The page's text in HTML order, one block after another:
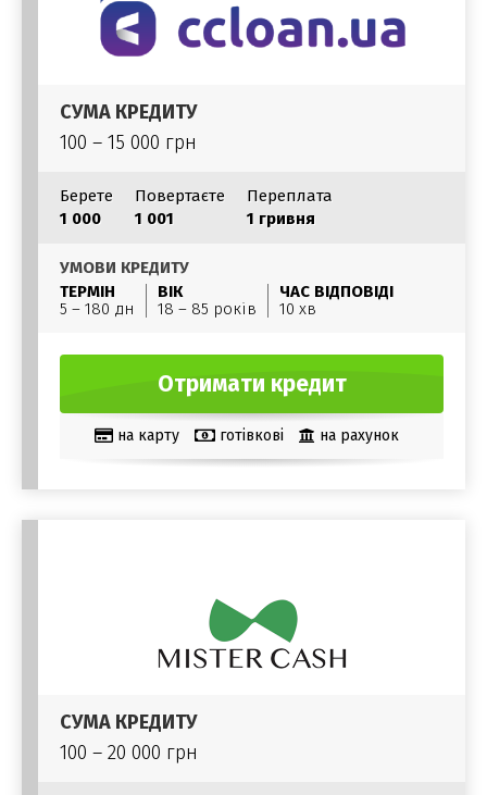
СУМА КРЕДИТУ
100 – 15 000 грн
Берете
1 000
Повертаєте
1 001
Переплата
1 гривня
УМОВИ КРЕДИТУ
ТЕРМІН
5 – 180 дн
ВІК
18 – 85 років
ЧАС ВІДПОВІДІ
10 хв
Отримати кредит
на карту готівкові на рахунок
СУМА КРЕДИТУ
100 – 20 000 грн